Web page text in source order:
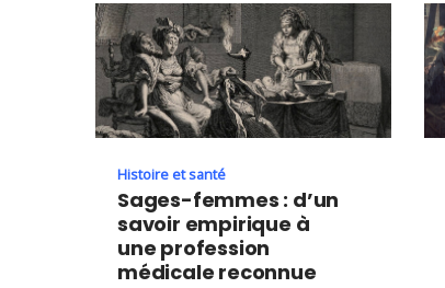
Histoire et santé
Sages-femmes : d’un
savoir empirique à
une profession
médicale reconnue